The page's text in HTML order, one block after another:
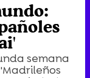
semana